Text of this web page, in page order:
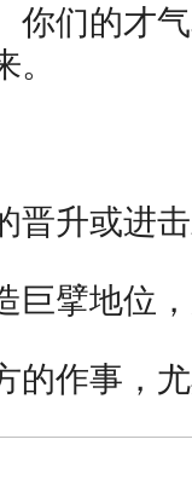
你们的才
晋升或进
巨擘地位
的作事，